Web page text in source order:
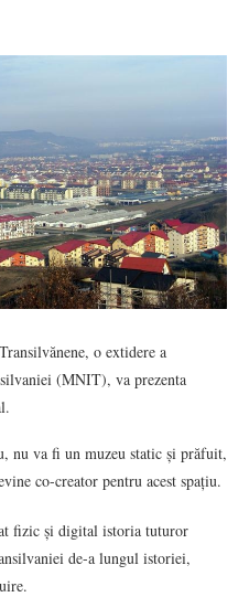
o extidere a
(MNIT), va prezenta
nu va fi un muzeu static și prăfuit,
co-creator pentru acest spațiu.
fizic și digital istoria tuturor
de-a lungul istoriei,